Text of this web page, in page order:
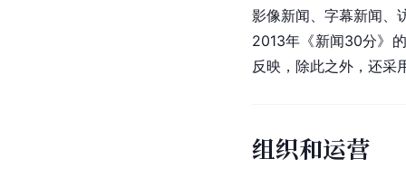
影像新闻、字幕新闻、
2013年《新闻30分》的
反映，除此之外，还采
组织和运营